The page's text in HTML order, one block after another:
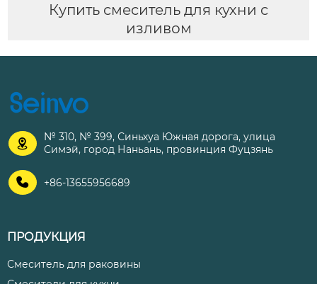
Купить смеситель для кухни с
изливом

№ 310, № 399, Синьхуа Южная дорога, улица
Симэй, город Наньань, провинция Фуцзянь
 +86-13655956689
ПРОДУКЦИЯ
Смеситель для раковины